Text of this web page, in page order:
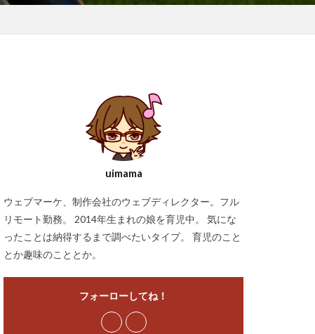
uimama
ウェブマーケ、制作会社のウェブディレクター。フル
リモート勤務。 2014年生まれの娘を育児中。 気にな
ったことは納得するまで調べたいタイプ。 育児のこと
とか趣味のこととか。
フォーローしてね！